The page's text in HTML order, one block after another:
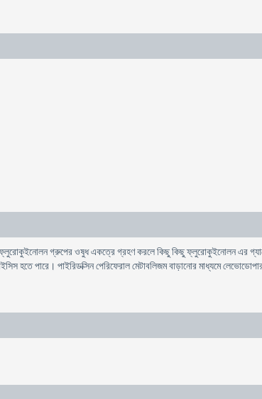
ফ্লুরোকুইনোলন গ্রুপের ওষুধ একত্রে গ্রহণ করলে কিছু কিছু ফ্লুরোকুইনোলন এর
পারে। পাইরিডক্সিন পেরিফেরাল মেটাবলিজম বাড়ানোর মাধ্যমে লেভোডোপার